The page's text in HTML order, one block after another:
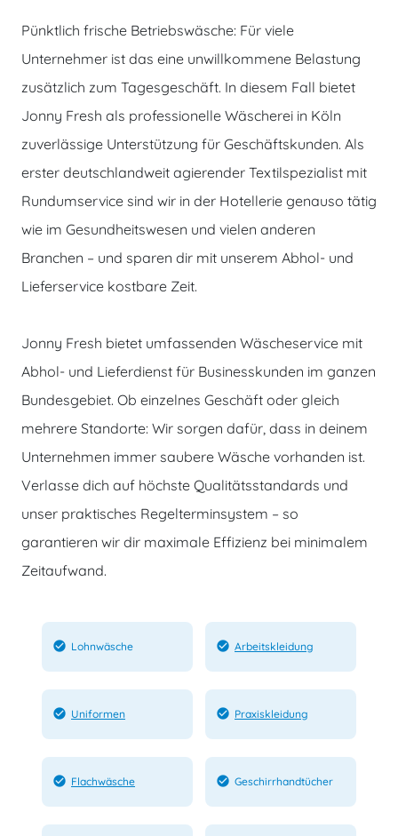
Pünktlich frische Betriebswäsche: Für viele
Unternehmer ist das eine unwillkommene Belastung
zusätzlich zum Tagesgeschäft. In diesem Fall bietet
Jonny Fresh als professionelle Wäscherei in Köln
zuverlässige Unterstützung für Geschäftskunden. Als
erster deutschlandweit agierender Textilspezialist mit
Rundumservice sind wir in der Hotellerie genauso tätig
wie im Gesundheitswesen und vielen anderen
Branchen – und sparen dir mit unserem Abhol- und
Lieferservice kostbare Zeit.
Jonny Fresh bietet umfassenden Wäscheservice mit
Abhol- und Lieferdienst für Businesskunden im ganzen
Bundesgebiet. Ob einzelnes Geschäft oder gleich
mehrere Standorte: Wir sorgen dafür, dass in deinem
Unternehmen immer saubere Wäsche vorhanden ist.
Verlasse dich auf höchste Qualitätsstandards und
unser praktisches Regelterminsystem – so
garantieren wir dir maximale Effizienz bei minimalem
Zeitaufwand.
check_circle Lohnwäsche check_circle Arbeitskleidung
check_circle Uniformen check_circle Praxiskleidung
check_circle Flachwäsche check_circle Geschirrhandtücher